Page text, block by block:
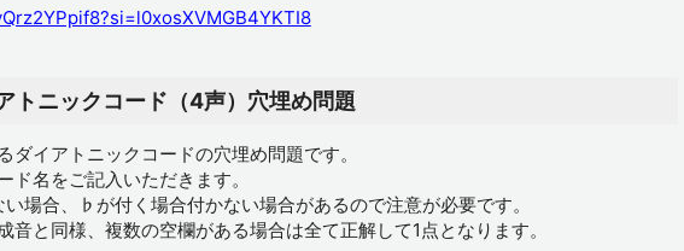
ニックコード（4声）穴埋め問題
ダイアトニックコードの穴埋め問題です。
ド名をご記入いただきます。
場合、♭が付く場合付かない場合があるので注意が必要です。
音と同様、複数の空欄がある場合は全て正解して1点となります。